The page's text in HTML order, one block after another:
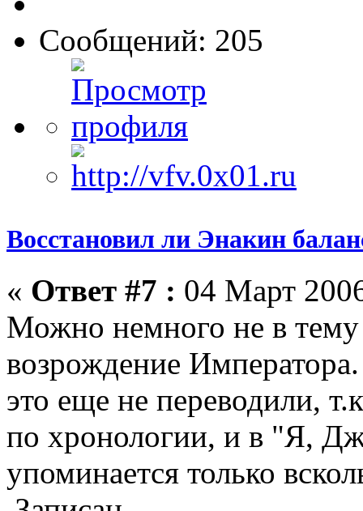
Сообщений: 205
Восстановил ли Энакин
« Ответ #7 : 04 Март
Можно немного не в тему
возрождение
это еще не переводили,
по хронологии, и в "Я,
упоминается только